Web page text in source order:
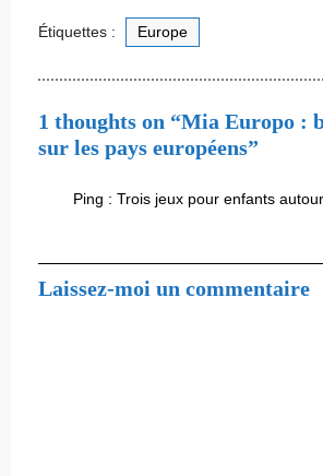
Étiquettes : Europe
1 thoughts on “Mia Europo :
sur les pays européens”
Ping : Trois jeux pour enfants
Laissez-moi un commentaire